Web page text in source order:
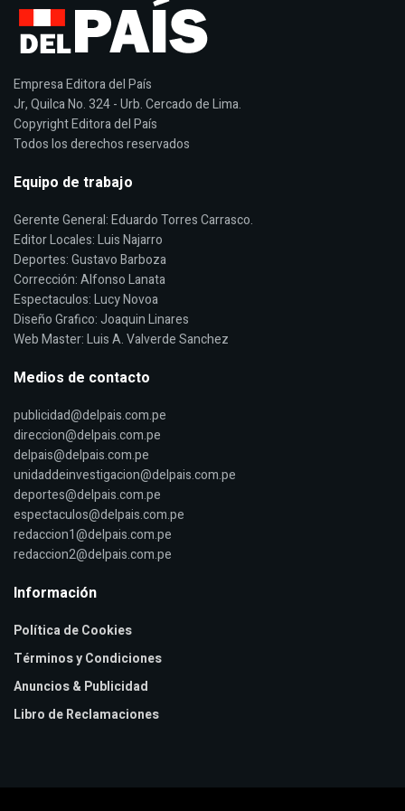
Empresa Editora del País
Jr, Quilca No. 324 - Urb. Cercado de Lima.
Copyright Editora del País
Todos los derechos reservados
Equipo de trabajo
Gerente General: Eduardo Torres Carrasco.
Editor Locales: Luis Najarro
Deportes: Gustavo Barboza
Corrección: Alfonso Lanata
Espectaculos: Lucy Novoa
Diseño Grafico: Joaquin Linares
Web Master: Luis A. Valverde Sanchez
Medios de contacto
publicidad@delpais.com.pe
direccion@delpais.com.pe
delpais@delpais.com.pe
unidaddeinvestigacion@delpais.com.pe
deportes@delpais.com.pe
espectaculos@delpais.com.pe
redaccion1@delpais.com.pe
redaccion2@delpais.com.pe
Información
Política de Cookies
Términos y Condiciones
Anuncios & Publicidad
Libro de Reclamaciones